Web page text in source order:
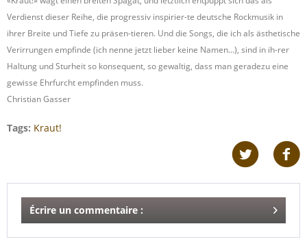
Verdienst dieser Reihe, die progressiv inspirier-te deutsche Rockmusik in
ihrer Breite und Tiefe zu präsen-tieren. Und die Songs, die ich als ästhetische
Verirrungen empfinde (ich nenne jetzt lieber keine Namen...), sind in ih-rer
Haltung und Sturheit so konsequent, so gewaltig, dass man geradezu eine
gewisse Ehrfurcht empfinden muss.
Christian Gasser
Tags: Kraut!
Écrire un commentaire :